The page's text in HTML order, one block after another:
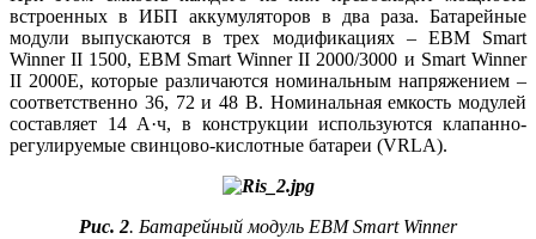
встроенных в ИБП аккумуляторов в два раза. Батарейные
модули выпускаются в трех модификациях – EBM Smart
Winner II 1500, EBM Smart Winner II 2000/3000 и Smart Winner
II 2000E, которые различаются номинальным напряжением –
соответственно 36, 72 и 48 В. Номинальная емкость модулей
составляет 14 А·ч, в конструкции используются клапанно-
регулируемые свинцово‑кислотные батареи (VRLA).
Рис. 2. Батарейный модуль EBM Smart Winner